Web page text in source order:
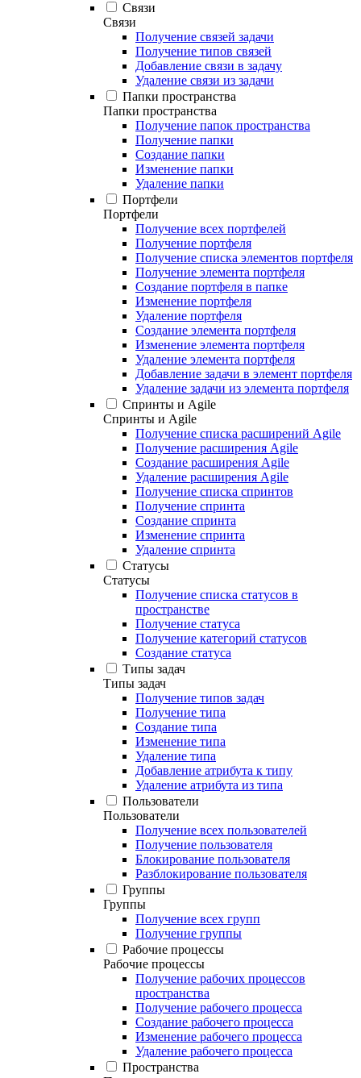
Связи
Связи
Получение связей задачи
Получение типов связей
Добавление связи в задачу
Удаление связи из задачи
Папки пространства
Папки пространства
Получение папок пространства
Получение папки
Создание папки
Изменение папки
Удаление папки
Портфели
Портфели
Получение всех портфелей
Получение портфеля
Получение списка элементов портфеля
Получение элемента портфеля
Создание портфеля в папке
Изменение портфеля
Удаление портфеля
Создание элемента портфеля
Изменение элемента портфеля
Удаление элемента портфеля
Добавление задачи в элемент портфеля
Удаление задачи из элемента портфеля
Спринты и Agile
Спринты и Agile
Получение списка расширений Agile
Получение расширения Agile
Создание расширения Agile
Удаление расширения Agile
Получение списка спринтов
Получение спринта
Создание спринта
Изменение спринта
Удаление спринта
Статусы
Статусы
Получение списка статусов в
пространстве
Получение статуса
Получение категорий статусов
Создание статуса
Типы задач
Типы задач
Получение типов задач
Получение типа
Создание типа
Изменение типа
Удаление типа
Добавление атрибута к типу
Удаление атрибута из типа
Пользователи
Пользователи
Получение всех пользователей
Получение пользователя
Блокирование пользователя
Разблокирование пользователя
Группы
Группы
Получение всех групп
Получение группы
Рабочие процессы
Рабочие процессы
Получение рабочих процессов
пространства
Получение рабочего процесса
Создание рабочего процесса
Изменение рабочего процесса
Удаление рабочего процесса
Пространства